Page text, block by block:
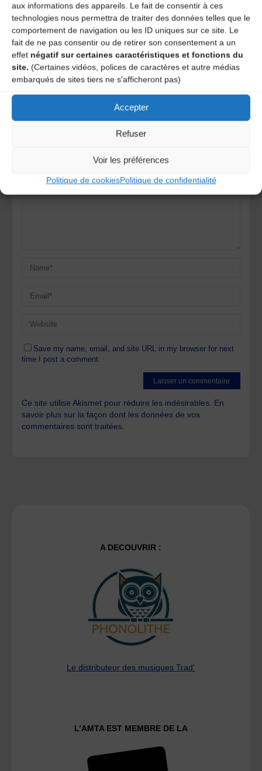
aux informations des appareils. Le fait de consentir à ces
technologies nous permettra de traiter des données telles que le
comportement de navigation ou les ID uniques sur ce site. Le
fait de ne pas consentir ou de retirer son consentement a un
effet négatif sur certaines caractéristiques et fonctions du
site. (Certaines vidéos, polices de caractères et autre médias
embarqués de sites tiers ne s'afficheront pas)
Accepter
Refuser
Voir les préférences
Politique de cookiesPolitique de confidentialité
BOUSCATEL. La Montagne 27 octobre 2012
En avant la musique !
Laisser un
commentaire
Save my name, email, and site URL in my browser for next
time I post a comment.
Ce site utilise Akismet pour réduire les indésirables. En
savoir plus sur la façon dont les données de vos
commentaires sont traitées
A DECOUVRIR :
Le distributeur des musiques Trad'
L’AMTA EST MEMBRE DE LA